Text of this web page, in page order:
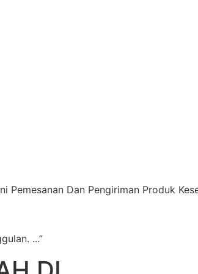
Dan Pengiriman Produk
...”